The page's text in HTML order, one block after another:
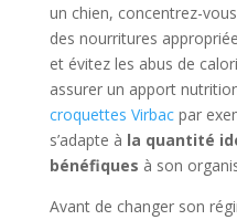
un chien, concentrez-
des nourritures
et évitez les abus de
assurer un apport
croquettes Virbacpar
s’adapte à la quantité
bénéfiques à son
Avant de changer son